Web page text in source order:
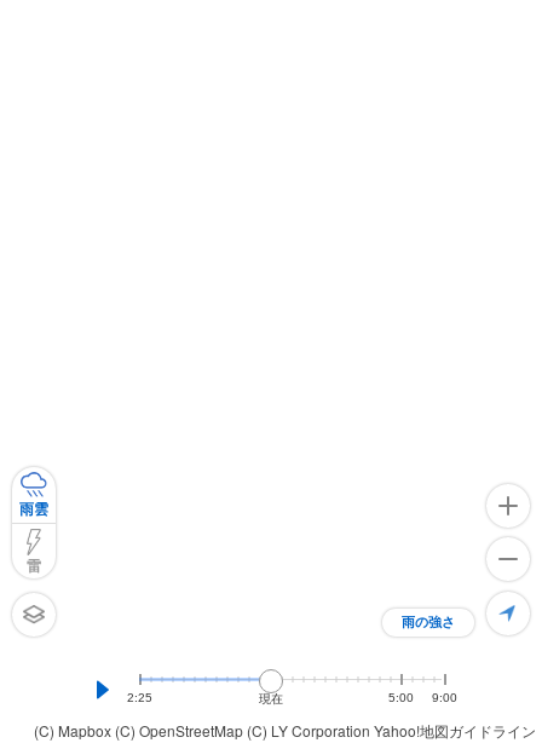
(C) Mapbox (C) OpenStreetMap (C) LY Corporation Yahoo!地図ガイドライン
雨の強さ
雨雲
雷
2:25 現在 5:00 9:00